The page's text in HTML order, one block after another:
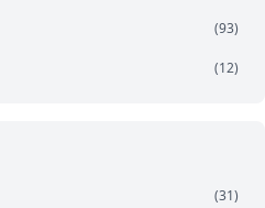
(93)
(12)
(31)